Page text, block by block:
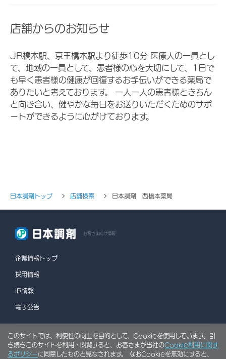
店舗からのお知らせ
JR橋本駅、京王橋本駅より徒歩10分 医療人の一員とし
て、地域の一員として、患者様の心を大切にして、1日で
も早く患者様の健康が回復するお手伝いができる薬局で
ありたいと考えております。 一人一人の患者様ときちん
と向き合い、健やかな毎日をお送りいただくためのサポ
ートができるように心がけております。
日本調剤トップ 店舗検索 日本調剤 西橋本薬局
お客さま向け情報
企業情報トップ
採用情報
IR情報
電子公告
情報セキュリティポリシー 個人情報保護方針
ソーシャルメディアポリシー 行動計画 利用規約
このサイトでは、利便性の向上を目的として、Cookieを使用しています。引
き続きこのサイトを利用・閲覧すると、お客さまが当社のCookie利用に関す
るポリシーに同意したものと見なされます。 なおCookieを無効にすると、